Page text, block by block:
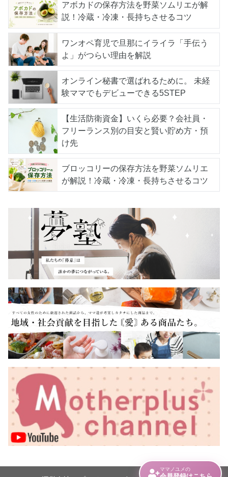
アボカドの保存方法を野菜ソムリエが解
説！冷蔵・冷凍・長持ちさせるコツ
ワンオペ育児で旦那にイライラ「手伝う
よ」がつらい理由を解説
オンライン秘書で選ばれるために。 未経
験ママでもデビューできる5STEP
【生活防衛資金】いくら必要？会社員・
フリーランス別の目安と賢い貯め方・預
け先
ブロッコリーの保存方法を野菜ソムリエ
が解説！冷蔵・冷凍・長持ちさせるコツ
ママノユメの